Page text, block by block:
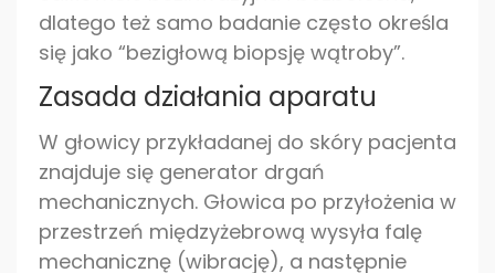
dlatego też samo badanie często określa
się jako “bezigłową biopsję wątroby”.
Zasada działania aparatu
W głowicy przykładanej do skóry pacjenta
znajduje się generator drgań
mechanicznych. Głowica po przyłożenia w
przestrzeń międzyżebrową wysyła falę
mechanicznę (wibrację), a następnie